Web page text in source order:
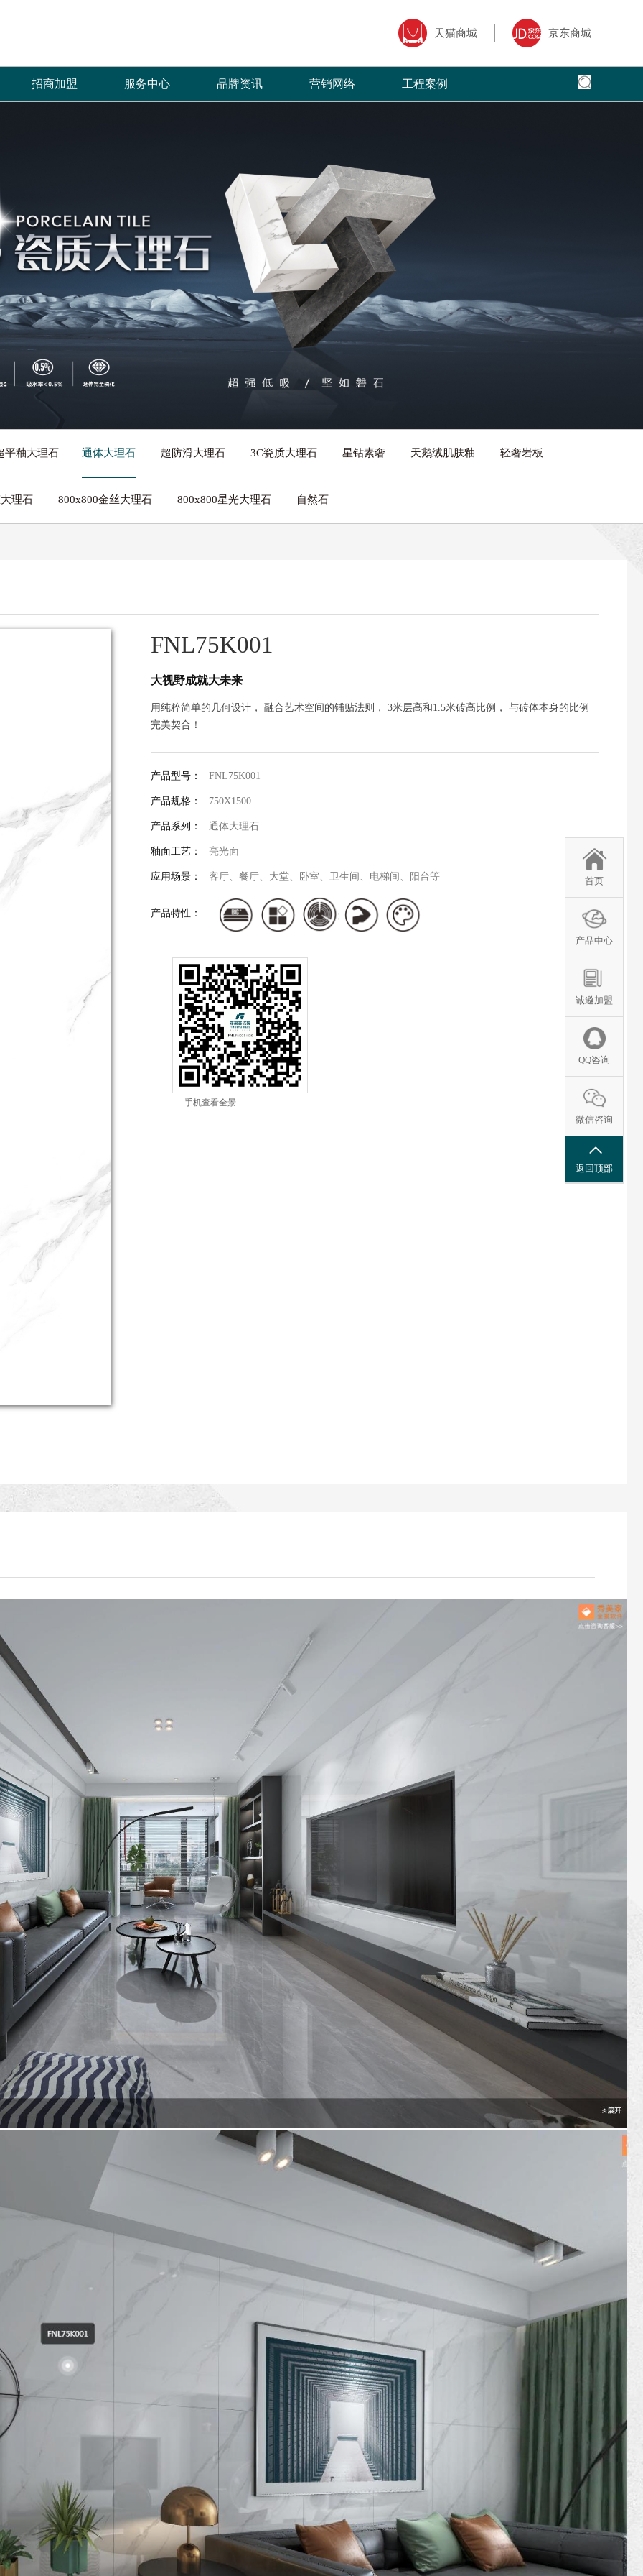
天猫商城 京东商城
诺芙瓷砖自创立以来，全体员工秉承“拼
，共创辉煌，只为一个宏愿：“缔造品质生
”，让更多的人享受到菲诺芙瓷砖瓷砖产品
来的绿色家居、“菲同凡享”的艺术魅力。
产品覆盖各种规格的通体大理石、金丝大理
石、生态大理石、双层瓷抛砖、镜面瓷片等上
千个花色品种。
招商加盟
加盟申请
菲洛芙瓷砖一直秉承以产品品质核心,以全面
的服务方式为保障，形成特有的三大售前、售
中、售后杰出服务体系，得到了广大经销商的
高度认可。
服务中心
人才招聘
热情、全面、快捷，本公司以更加出色的态度
提供优质的服务，赢得了广大客户的高度评价
和信赖。
品牌资讯
菲洛芙瓷砖借助于互联网特性来实现一定营销
目标，品牌资讯在整个品牌传播过程中起着举
足轻重的作用。
营销网络
专卖店风采
工程案例
首页
产品中心
诚邀加盟
QQ咨询
微信咨询
返回顶部
平釉大理石 通体大理石 超防滑大理石 3C瓷质大理石 星钻素奢 天鹅绒肌肤釉 轻奢岩板
理石 800x800金丝大理石 800x800星光大理石 自然石
FNL75K001
大视野成就大未来
用纯粹简单的几何设计， 融合艺术空间的铺贴法则， 3米层高和1.5米砖高比例， 与砖体本身的比例
完美契合！
产品型号： FNL75K001
产品规格： 750X1500
产品系列： 通体大理石
釉面工艺： 亮光面
应用场景： 客厅、餐厅、大堂、卧室、卫生间、电梯间、阳台等
产品特性：
手机查看全景